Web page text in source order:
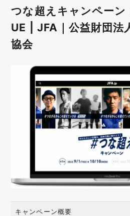
つな超えキャンペー
UE | JFA｜公益財団法
協会
キャンペーン概要